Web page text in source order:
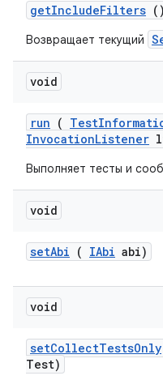
getIncludeFilters ()
Возвращает текущий
void
run ( Test
InvocationListener
Выполняет тесты и
void
setAbi ( IAbi abi)
void
setCollectTestsOnly
Test)